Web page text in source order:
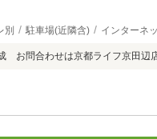
別 駐車場(近隣含) インターネ
お問合わせは京都ライフ京田辺